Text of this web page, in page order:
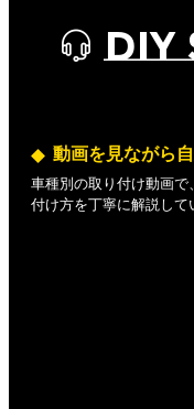
DIY
動画を見ながら
車種別の取り付け動画で
付け方を丁寧に解説して